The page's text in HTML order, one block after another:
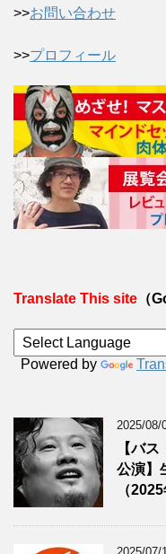
>>お問い合わせ
>>プロフィール
Translate This site （
Powered by
2025/08/
【バ
公演】
（